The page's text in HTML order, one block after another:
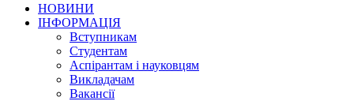
НОВИНИ
ІНФОРМАЦІЯ
Вступникам
Студентам
Аспірантам і науковцям
Викладачам
Вакансії